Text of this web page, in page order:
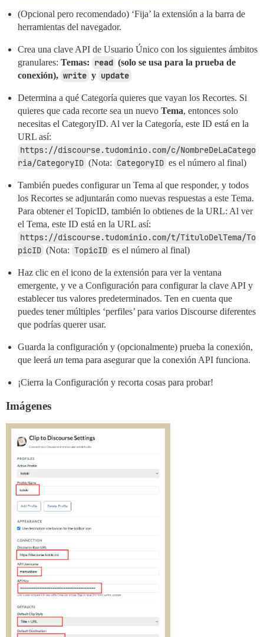
(Opcional pero recomendado) ‘Fija’ la extensión a la barra de
herramientas del navegador.
Crea una clave API de Usuario Único con los siguientes ámbitos
granulares: Temas: read (solo se usa para la prueba de
conexión), write y update
Determina a qué Categoría quieres que vayan los Recortes. Si
quieres que cada recorte sea un nuevo Tema, entonces solo
necesitas el CategoryID. Al ver la Categoría, este ID está en la
URL así:
https://discourse.tudominio.com/c/NombreDeLaCatego
ria/CategoryID (Nota: CategoryID es el número al final)
También puedes configurar un Tema al que responder, y todos
los Recortes se adjuntarán como nuevas respuestas a este Tema.
Para obtener el TopicID, también lo obtienes de la URL: Al ver
el Tema, este ID está en la URL así:
https://discourse.tudominio.com/t/TituloDelTema/To
picID (Nota: TopicID es el número al final)
Haz clic en el icono de la extensión para ver la ventana
emergente, y ve a Configuración para configurar la clave API y
establecer tus valores predeterminados. Ten en cuenta que
puedes tener múltiples ‘perfiles’ para varios Discourse diferentes
que podrías querer usar.
Guarda la configuración y (opcionalmente) prueba la conexión,
que leerá un tema para asegurar que la conexión API funciona.
¡Cierra la Configuración y recorta cosas para probar!
Imágenes